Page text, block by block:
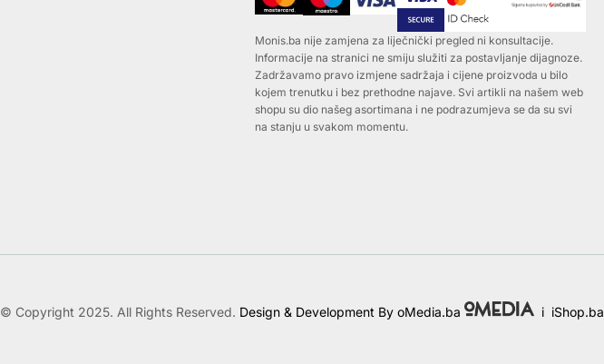
Monis.ba nije zamjena za liječnički pregled ni konsultacije.
Informacije na stranici ne smiju služiti za postavljanje dijagnoze.
Zadržavamo pravo izmjene sadržaja i cijene proizvoda u bilo
kojem trenutku i bez prethodne najave. Svi artikli na našem web
shopu su dio našeg asortimana i ne podrazumjeva se da su svi
na stanju u svakom momentu.
© Copyright 2025. All Rights Reserved. Design & Development By oMedia.ba i iShop.ba